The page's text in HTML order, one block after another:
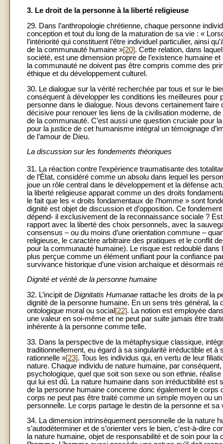
3. Le droit de la personne à la liberté religieuse
29. Dans l’anthropologie chrétienne, chaque personne
conception et tout du long de la maturation de sa vie : «
l’intériorité qui constituent l’être individuel particulier, ainsi
de la communauté humaine »[20]. Cette relation, dans
société, est une dimension propre de l’existence humaine
la communauté ne doivent pas être compris comme des
éthique et du développement culturel.
30. Le dialogue sur la vérité recherchée par tous et sur le
conséquent à développer les conditions les meilleures pour
personne dans le dialogue. Nous devons certainement faire
décisive pour renouer les liens de la civilisation moderne,
de la communauté. C’est aussi une question cruciale pour
pour la justice de cet humanisme intégral un témoignage
de l’amour de Dieu.
La discussion sur les fondements théoriques
31. La réaction contre l’expérience traumatisante des
de l’État, considéré comme un absolu dans lequel les
joue un rôle central dans le développement et la défense
la liberté religieuse apparait comme un des droits
le fait que les « droits fondamentaux de l’homme » sont
dignité est objet de discussion et d’opposition. Ce
dépend- il exclusivement de la reconnaissance sociale ?
rapport avec la liberté des choix personnels, avec la
consensus – ou du moins d’une orientation commune –
religieuse, le caractère arbitraire des pratiques et le conflit
pour la communauté humaine). Le risque est redoublé
plus perçue comme un élément unifiant pour la confiance
survivance historique d’une vision archaïque et désormais
Dignité et vérité de la personne humaine
32. L’incipit de Dignitatis Humanae rattache les droits de la
dignité de la personne humaine. En un sens très général, la
ontologique moral ou social [22]. La notion est employée
une valeur en soi-même et ne peut par suite jamais être
inhérente à la personne comme telle.
33. Dans la perspective de la métaphysique classique,
traditionnellement, eu égard à sa singularité irréductible et
rationnelle »[23]. Tous les individus qui, en vertu de leur
nature. Chaque individu de nature humaine, par
psychologique, quel que soit son sexe ou son ethnie,
qui lui est dû. La nature humaine dans son irréductibilité est
de la personne humaine concerne donc également le corps
corps ne peut pas être traité comme un simple moyen ou
personnelle. Le corps partage le destin de la personne et sa
34. La dimension intrinsèquement personnelle de la nature
s’autodéterminer et de s’orienter vers le bien, c’est-à-dire
la nature humaine, objet de responsabilité et de soin pour